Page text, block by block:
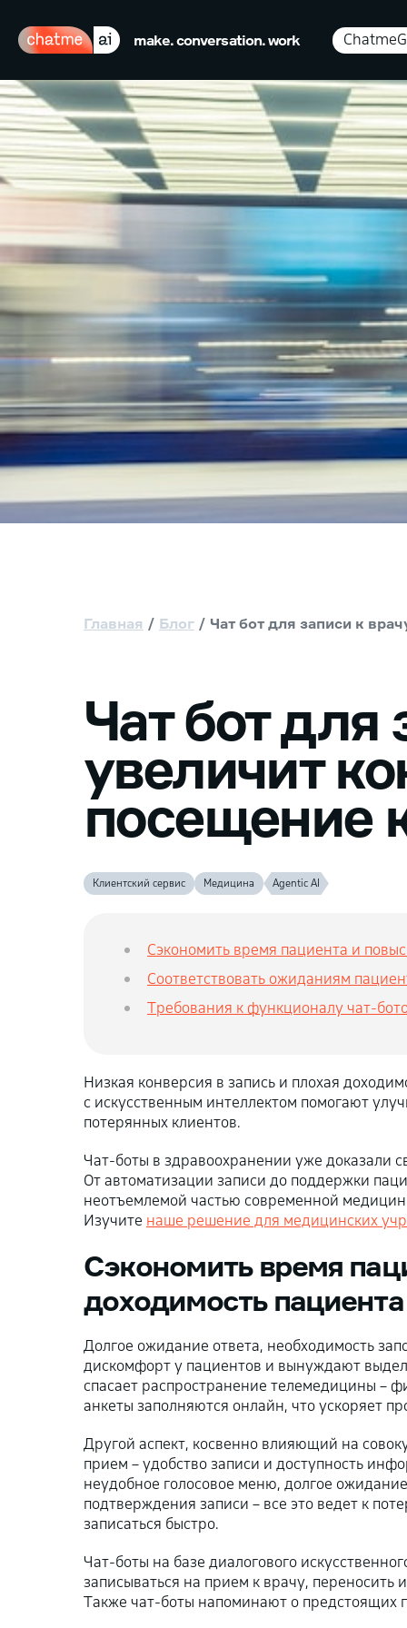
make. conversation. work
Главная Блог Чат бот для записи к
Чат бот для
увеличит
посещение
Клиентский сервис Медицина Agentic AI
Сэкономить время пациента и
Соответствовать ожиданиям
Требования к функционалу чат-
Низкая конверсия в запись и плохая
с искусственным интеллектом помогают
потерянных клиентов.
Чат-боты в здравоохранении уже доказали
От автоматизации записи до поддержки
неотъемлемой частью современной
Изучите наше решение для медицинских
Сэкономить время
доходимость
Долгое ожидание ответа, необходимость
дискомфорт у пациентов и вынуждают
спасает распространение телемедицины –
анкеты заполняются онлайн, что ускоряет
Другой аспект, косвенно влияющий на
прием – удобство записи и доступность
неудобное голосовое меню, долгое
подтверждения записи – все это ведет к
записаться быстро.
Чат-боты на базе диалогового
записываться на прием к врачу, переносить
Также чат-боты напоминают о предстоящих